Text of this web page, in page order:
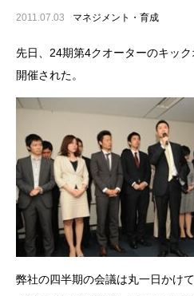
2011.07.03 マネジメント・育成
先日、24期第4クオーターのキッ
開催された。
弊社の四半期の会議は丸一日かけ